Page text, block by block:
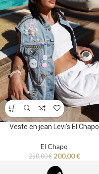
Veste en jean Levi’s El Chapo
El Chapo
250,00€ 200,00€